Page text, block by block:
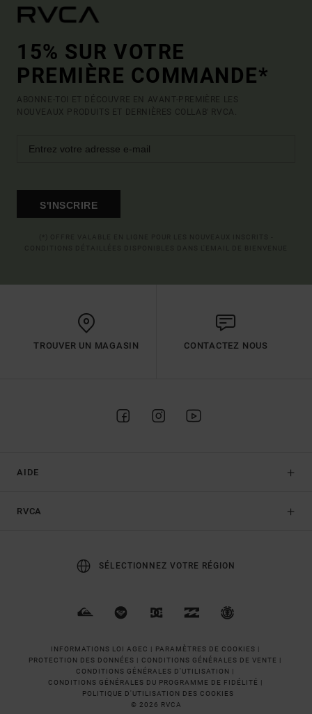
15% SUR VOTRE
PREMIÈRE COMMANDE*
ABONNE-TOI ET DÉCOUVRE EN AVANT-PREMIÈRE LES
NOUVEAUX PRODUITS ET DERNIÈRES COLLAB' RVCA.
S'INSCRIRE
TROUVER UN MAGASIN CONTACTEZ NOUS
AIDE
RVCA
SÉLECTIONNEZ VOTRE RÉGION
INFORMATIONS LOI AGEC | PARAMÈTRES DE COOKIES |
PROTECTION DES DONNÉES | CONDITIONS GÉNÉRALES DE VENTE |
CONDITIONS GÉNÉRALES D'UTILISATION |
CONDITIONS GÉNÉRALES DU PROGRAMME DE FIDÉLITÉ |
POLITIQUE D'UTILISATION DES COOKIES
© 2026 RVCA